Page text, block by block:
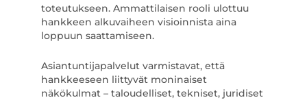
toteutukseen. Ammattilaisen rooli ulottuu
hankkeen alkuvaiheen visioinnista aina
loppuun saattamiseen.
Asiantuntijapalvelut varmistavat, että
hankkeeseen liittyvät moninaiset
näkökulmat – taloudelliset, tekniset, juridiset